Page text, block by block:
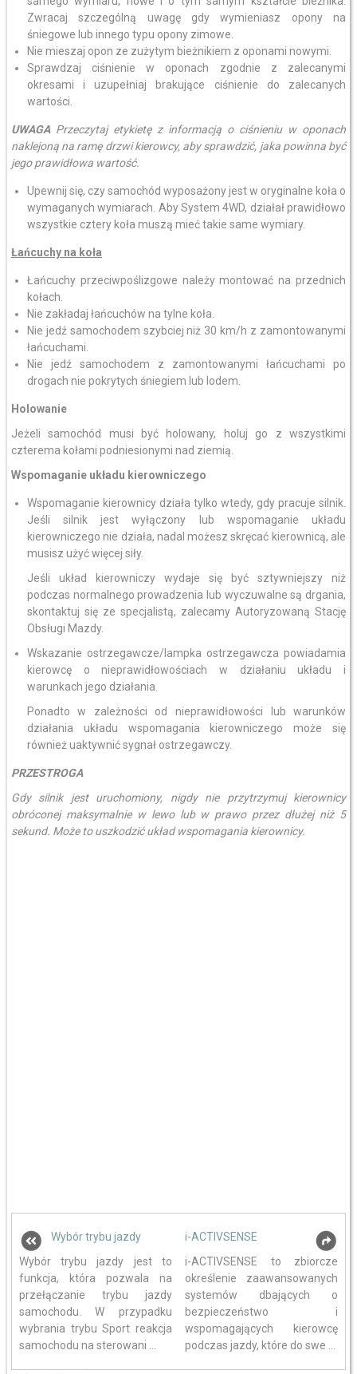
Zwracaj szczególną uwagę gdy wymieniasz opony na
śniegowe lub innego typu opony zimowe.
Nie mieszaj opon ze zużytym bieżnikiem z oponami nowymi.
Sprawdzaj ciśnienie w oponach zgodnie z zalecanymi
okresami i uzupełniaj brakujące ciśnienie do zalecanych
wartości.
UWAGA Przeczytaj etykietę z informacją o ciśnieniu w oponach
naklejoną na ramę drzwi kierowcy, aby sprawdzić, jaka powinna być
jego prawidłowa wartość.
Upewnij się, czy samochód wyposażony jest w oryginalne koła o
wymaganych wymiarach. Aby System 4WD, działał prawidłowo
wszystkie cztery koła muszą mieć takie same wymiary.
Łańcuchy na koła
Łańcuchy przeciwpoślizgowe należy montować na przednich
kołach.
Nie zakładaj łańcuchów na tylne koła.
Nie jedź samochodem szybciej niż 30 km/h z zamontowanymi
łańcuchami.
Nie jedź samochodem z zamontowanymi łańcuchami po
drogach nie pokrytych śniegiem lub lodem.
Holowanie
Jeżeli samochód musi być holowany, holuj go z wszystkimi
czterema kołami podniesionymi nad ziemią.
Wspomaganie układu kierowniczego
Wspomaganie kierownicy działa tylko wtedy, gdy pracuje silnik.
Jeśli silnik jest wyłączony lub wspomaganie układu
kierowniczego nie działa, nadal możesz skręcać kierownicą, ale
musisz użyć więcej siły.
Jeśli układ kierowniczy wydaje się być sztywniejszy niż
podczas normalnego prowadzenia lub wyczuwalne są drgania,
skontaktuj się ze specjalistą, zalecamy Autoryzowaną Stację
Obsługi Mazdy.
Wskazanie ostrzegawcze/lampka ostrzegawcza powiadamia
kierowcę o nieprawidłowościach w działaniu układu i
warunkach jego działania.
Ponadto w zależności od nieprawidłowości lub warunków
działania układu wspomagania kierowniczego może się
również uaktywnić sygnał ostrzegawczy.
PRZESTROGA
Gdy silnik jest uruchomiony, nigdy nie przytrzymuj kierownicy
obróconej maksymalnie w lewo lub w prawo przez dłużej niż 5
sekund. Może to uszkodzić układ wspomagania kierownicy.
Wybór trybu jazdy
Wybór trybu jazdy jest to
funkcja, która pozwala na
przełączanie trybu jazdy
samochodu. W przypadku
wybrania trybu Sport reakcja
samochodu na sterowani ...
i-ACTIVSENSE
i-ACTIVSENSE to zbiorcze
określenie zaawansowanych
systemów dbających o
bezpieczeństwo i
wspomagających kierowcę
podczas jazdy, które do swe ...